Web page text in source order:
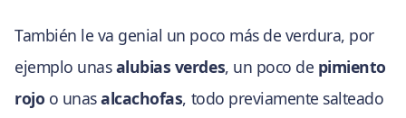
También le va genial un poco más de verdura, por
ejemplo unasalubias verdes, un poco de pimiento
rojo o unasalcachofas, todo previamente salteado